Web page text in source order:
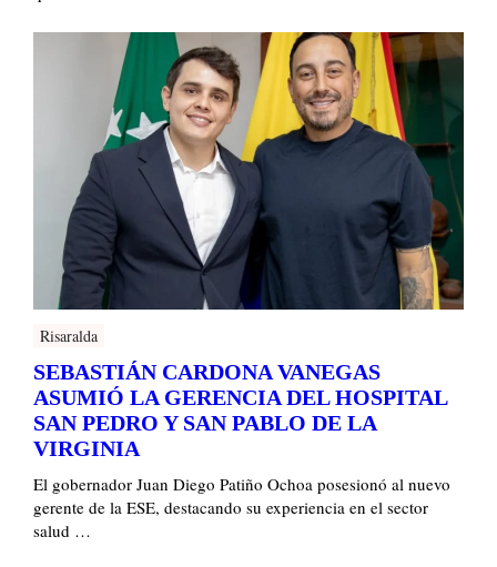
Risaralda
SEBASTIÁN CARDONA VANEGAS
ASUMIÓ LA GERENCIA DEL HOSPITAL
SAN PEDRO Y SAN PABLO DE LA
VIRGINIA
El gobernador Juan Diego Patiño Ochoa posesionó al nuevo
gerente de la ESE, destacando su experiencia en el sector
salud …